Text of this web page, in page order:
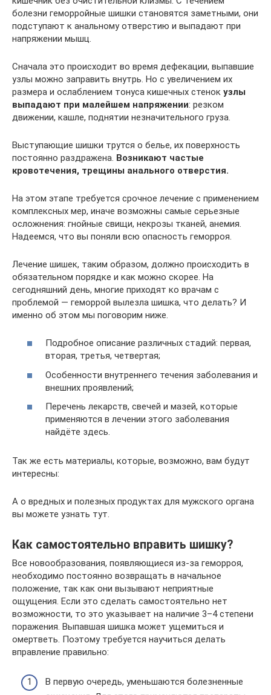
болезни геморройные шишки становятся заметными, они
подступают к анальному отверстию и выпадают при
напряжении мышц.
Сначала это происходит во время дефекации, выпавшие
узлы можно заправить внутрь. Но с увеличением их
размера и ослаблением тонуса кишечных стенок узлы
выпадают при малейшем напряжении: резком
движении, кашле, поднятии незначительного груза.
Выступающие шишки трутся о белье, их поверхность
постоянно раздражена. Возникают частые
кровотечения, трещины анального отверстия.
На этом этапе требуется срочное лечение с применением
комплексных мер, иначе возможны самые серьезные
осложнения: гнойные свищи, некрозы тканей, анемия.
Надеемся, что вы поняли всю опасность геморроя.
Лечение шишек, таким образом, должно происходить в
обязательном порядке и как можно скорее. На
сегодняшний день, многие приходят ко врачам с
проблемой — геморрой вылезла шишка, что делать? И
именно об этом мы поговорим ниже.
Подробное описание различных стадий: первая,
вторая, третья, четвертая;
Особенности внутреннего течения заболевания и
внешних проявлений;
Перечень лекарств, свечей и мазей, которые
применяются в лечении этого заболевания
найдёте здесь.
Так же есть материалы, которые, возможно, вам будут
интересны:
А о вредных и полезных продуктах для мужского органа
вы можете узнать тут.
Как самостоятельно вправить шишку?
Все новообразования, появляющиеся из-за геморроя,
необходимо постоянно возвращать в начальное
положение, так как они вызывают неприятные
ощущения. Если это сделать самостоятельно нет
возможности, то это указывает на наличие 3–4 степени
поражения. Выпавшая шишка может ущемиться и
омертветь. Поэтому требуется научиться делать
вправление правильно:
В первую очередь, уменьшаются болезненные